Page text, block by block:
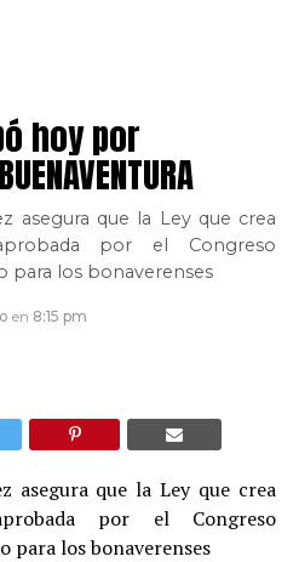
hoy por
asegura que la Ley que crea
aprobada por el Congreso
para los bonaverenses
en 8:15 pm
asegura que la Ley que crea
aprobada por el Congreso
los bonaverenses